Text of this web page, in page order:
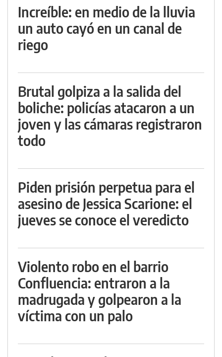
Increíble: en medio de la lluvia
un auto cayó en un canal de
riego
Brutal golpiza a la salida del
boliche: policías atacaron a un
joven y las cámaras registraron
todo
Piden prisión perpetua para el
asesino de Jessica Scarione: el
jueves se conoce el veredicto
Violento robo en el barrio
Confluencia: entraron a la
madrugada y golpearon a la
víctima con un palo